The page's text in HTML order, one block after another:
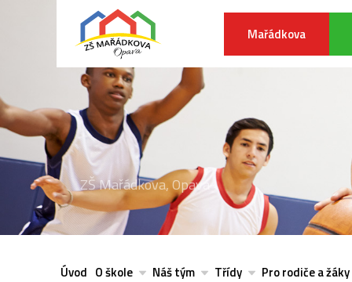
Mařádkova
ZŠ Mařádkova, Opava
Úvod O škole Náš tým Třídy Pro rodiče a žáky